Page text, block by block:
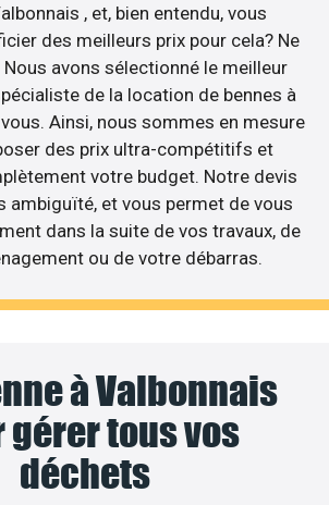
, et, bien entendu, vous
des meilleurs prix pour cela? Ne
avons sélectionné le meilleur
de la location de bennes à
Ainsi, nous sommes en mesure
des prix ultra-compétitifs et
votre budget. Notre devis
ambiguïté, et vous permet de vous
dans la suite de vos travaux, de
ou de votre débarras.
à Valbonnais
gérer tous vos
déchets